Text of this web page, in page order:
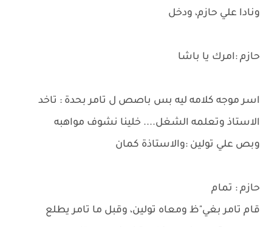
ونادا علي حازم، ودخل
حازم :امرك يا باشا
اسر موجه كلامه ليه بس باصص ل تامر بحدة : تاخد
الاستاذ وتعلمه الشغل.... خلينا نشوف مواهبه
وبص علي تولين :والاستاذة كمان
حازم : تمام
قام تامر بغي"ظ ومعاه تولين، وقبل ما تامر يطلع